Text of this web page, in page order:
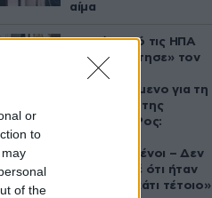
or
to
of the
αίμα
Ζευγάρι από τις ΗΠΑ
που «υιοθέτησε» τον
Αφγανό
κατηγορούμενο για τη
δολοφονία της
Ελίζαμπεθ Ρος:
συντετριμμένοι – Δεν
έδειξε ποτέ ότι ήταν
ικανός για κάτι τέτοιο»